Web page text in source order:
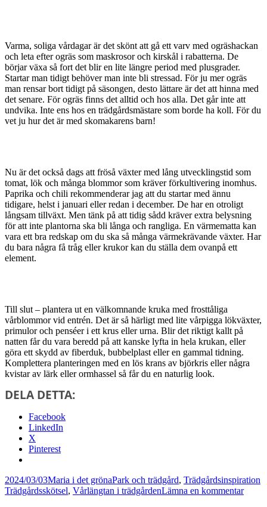
Varma, soliga vårdagar är det skönt att gå ett varv med ogräshackan
och leta efter ogräs som maskrosor och kirskål i rabatterna. De
börjar växa så fort det blir en lite längre period med plusgrader.
Startar man tidigt behöver man inte bli stressad. För ju mer ogräs
man rensar bort tidigt på säsongen, desto lättare är det att hinna med
det senare. För ogräs finns det alltid och hos alla. Det går inte att
undvika. Inte ens hos en trädgårdsmästare som borde ha koll. För du
vet ju hur det är med skomakarens barn!
Nu är det också dags att fröså växter med lång utvecklingstid som
tomat, lök och många blommor som kräver förkultivering inomhus.
Paprika och chili rekommenderar jag att du startar med ännu
tidigare, helst i januari eller redan i december. De har en otroligt
långsam tillväxt. Men tänk på att tidig sådd kräver extra belysning
för att inte plantorna ska bli långa och rangliga. En värmematta kan
vara ett bra redskap om du ska så många värmekrävande växter. Har
du bara några få tråg eller krukor kan du ställa dem ovanpå ett
element.
Till slut – plantera ut en välkomnande kruka med frosttåliga
vårblommor vid entrén. Det är så härligt med lite vårpigga lökväxter,
primulor och penséer i ett krus eller urna. Blir det riktigt kallt på
natten får du vara beredd på att kanske lyfta in hela krukan, eller
göra ett skydd av fiberduk, bubbelplast eller en gammal tidning.
Komplettera planteringen med en lös krans av björkris eller några
kvistar av lärk eller ormhassel så får du en naturlig look.
DELA DETTA:
Facebook
LinkedIn
X
Pinterest
Postat
2024/03/03Författare
Maria i det grönaKategorier
Park och trädgård, Trädgårdsinspiration
Trädgårdsskötsel, Vårlängtan i trädgårdenLämna en kommentartill